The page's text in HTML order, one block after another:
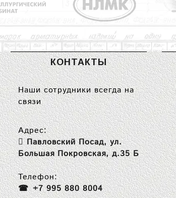
КОНТАКТЫ
Наши сотрудники всегда на
связи
Адрес:
Павловский Посад, ул.
Большая Покровская, д.35 Б
Телефон:
+7 995 880 8004